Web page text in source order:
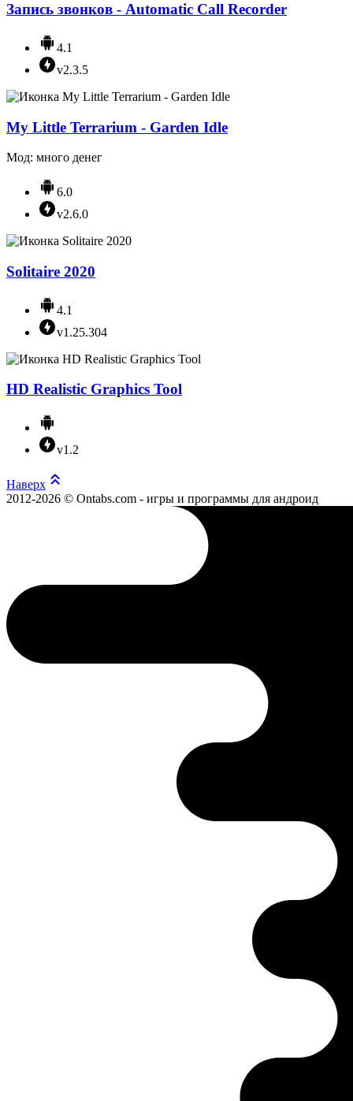
Запись звонков - Automatic Call Recorder
4.1
v2.3.5
My Little Terrarium - Garden Idle
Мод: много денег
6.0
v2.6.0
Solitaire 2020
4.1
v1.25.304
HD Realistic Graphics Tool
v1.2
Наверх
2012-2026 © Ontabs.com - игры и программы для андроид